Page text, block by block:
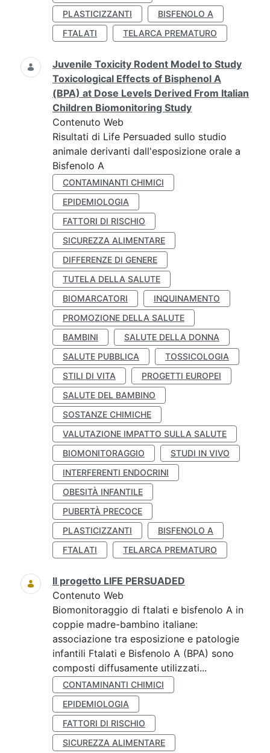
PLASTICIZZANTI
BISFENOLO A
FTALATI
TELARCA PREMATURO
Juvenile Toxicity Rodent Model to Study
Toxicological Effects of Bisphenol A
(BPA) at Dose Levels Derived From Italian
Children Biomonitoring Study
Contenuto Web
Risultati di Life Persuaded sullo studio
animale derivanti dall'esposizione orale a
Bisfenolo A
CONTAMINANTI CHIMICI
EPIDEMIOLOGIA
FATTORI DI RISCHIO
SICUREZZA ALIMENTARE
DIFFERENZE DI GENERE
TUTELA DELLA SALUTE
BIOMARCATORI
INQUINAMENTO
PROMOZIONE DELLA SALUTE
BAMBINI
SALUTE DELLA DONNA
SALUTE PUBBLICA
TOSSICOLOGIA
STILI DI VITA
PROGETTI EUROPEI
SALUTE DEL BAMBINO
SOSTANZE CHIMICHE
VALUTAZIONE IMPATTO SULLA SALUTE
BIOMONITORAGGIO
STUDI IN VIVO
INTERFERENTI ENDOCRINI
OBESITÀ INFANTILE
PUBERTÀ PRECOCE
PLASTICIZZANTI
BISFENOLO A
FTALATI
TELARCA PREMATURO
Il progetto LIFE PERSUADED
Contenuto Web
Biomonitoraggio di ftalati e bisfenolo A in
coppie madre-bambino italiane:
associazione tra esposizione e patologie
infantili Ftalati e Bisfenolo A (BPA) sono
composti diffusamente utilizzati...
CONTAMINANTI CHIMICI
EPIDEMIOLOGIA
FATTORI DI RISCHIO
SICUREZZA ALIMENTARE